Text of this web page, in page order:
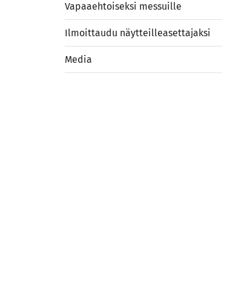
Vapaaehtoiseksi messuille
Ilmoittaudu näytteilleasettajaksi
Media